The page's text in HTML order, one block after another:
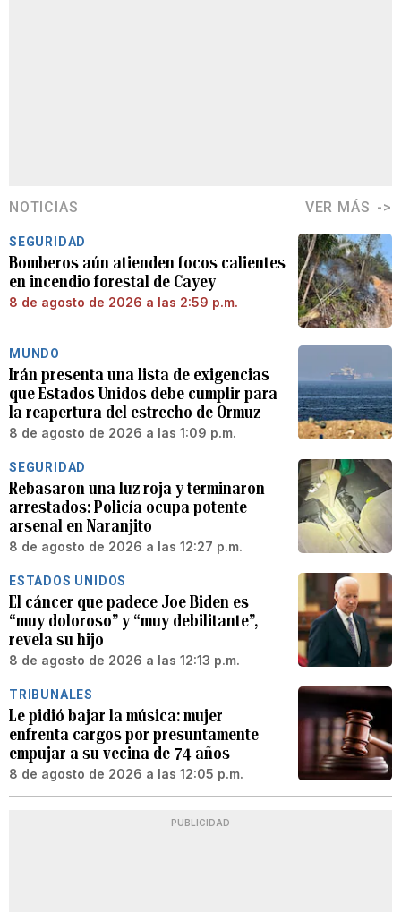
NOTICIAS VER MÁS
SEGURIDAD
Bomberos aún atienden focos calientes
en incendio forestal de Cayey
8 de agosto de 2026 a las 2:59 p.m.
MUNDO
Irán presenta una lista de exigencias
que Estados Unidos debe cumplir para
la reapertura del estrecho de Ormuz
8 de agosto de 2026 a las 1:09 p.m.
SEGURIDAD
Rebasaron una luz roja y terminaron
arrestados: Policía ocupa potente
arsenal en Naranjito
8 de agosto de 2026 a las 12:27 p.m.
ESTADOS UNIDOS
El cáncer que padece Joe Biden es
“muy doloroso” y “muy debilitante”,
revela su hijo
8 de agosto de 2026 a las 12:13 p.m.
TRIBUNALES
Le pidió bajar la música: mujer
enfrenta cargos por presuntamente
empujar a su vecina de 74 años
8 de agosto de 2026 a las 12:05 p.m.
PUBLICIDAD